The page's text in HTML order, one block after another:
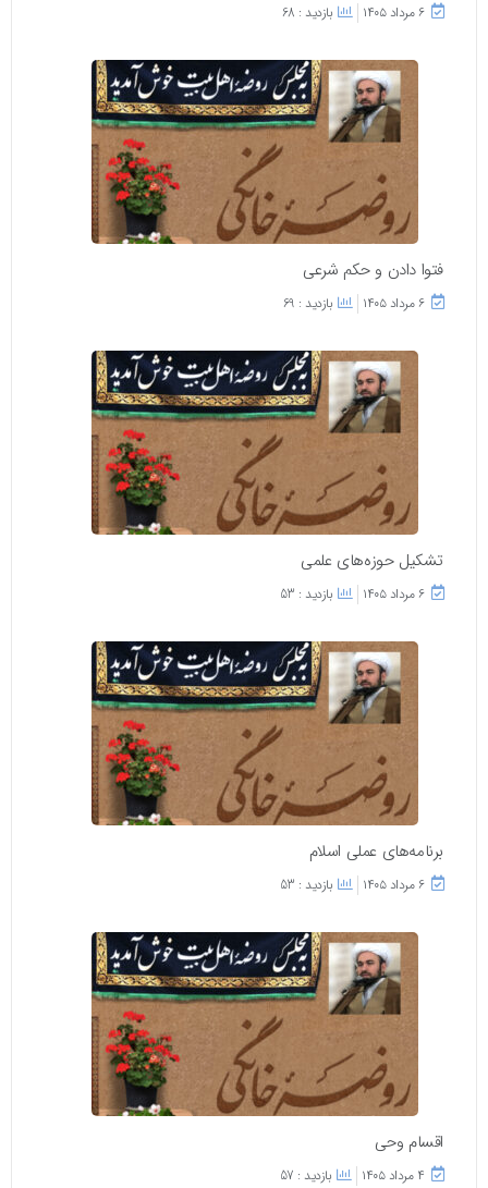
۶ مرداد ۱۴۰۵ بازدید : 68
فتوا دادن و حکم شرعی
۶ مرداد ۱۴۰۵ بازدید : 69
تشکیل حوزه‌های علمی
۶ مرداد ۱۴۰۵ بازدید : 53
برنامه‌های عملی اسلام
۶ مرداد ۱۴۰۵ بازدید : 53
اقسام وحی
۴ مرداد ۱۴۰۵ بازدید : 57